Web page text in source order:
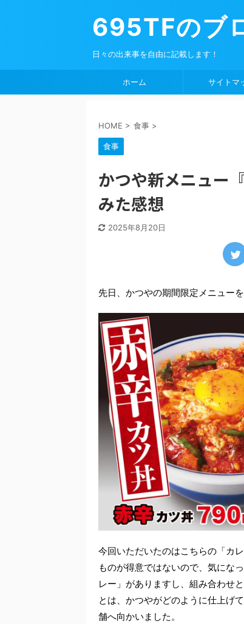
695TFのブ
日々の出来事を自由に記載します！
ホーム サイトマ
HOME > 食事 >
食事
かつや新メニュー
みた感想
2025年8月20日
先日、かつやの期間限定メニュー
今回いただいたのはこちらの「カ
ものが得意ではないので、気にな
レー」がありますし、組み合わせ
とは、かつやがどのように仕上げ
舗へ向かいました。